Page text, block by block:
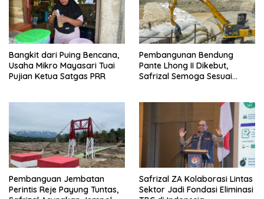
Bangkit dari Puing Bencana,
Usaha Mikro Mayasari Tuai
Pujian Ketua Satgas PRR
Pembangunan Bendung
Pante Lhong II Dikebut,
Safrizal Semoga Sesuai
Pembanguan Jembatan
Perintis Reje Payung Tuntas,
Safrizal ZA Kolaborasi Lintas
Sektor Jadi Fondasi Eliminasi